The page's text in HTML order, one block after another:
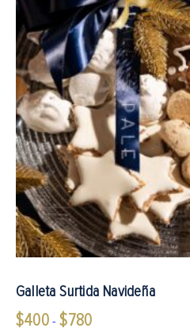
Galleta Surtida Navideña
$400 - $780Rango